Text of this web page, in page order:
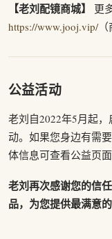
【老刘配镜商城】
更
https://www.jooj.vip/（
公益活动
老刘自2022年5月起
动。如果您身边有需
体信息可查看公益页面
老刘再次感谢您的信
品，为您提供最满意的